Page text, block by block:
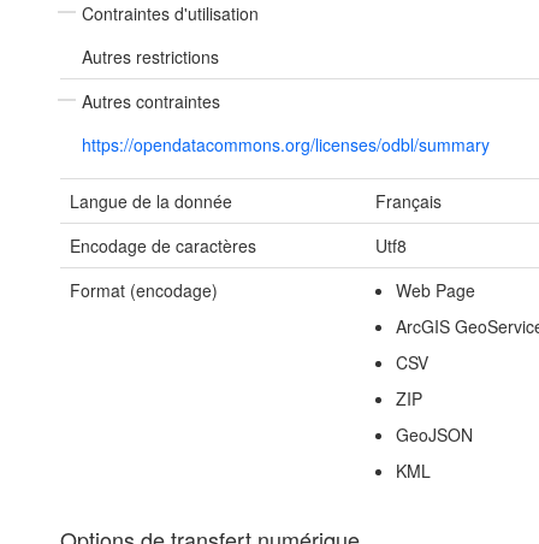
Contraintes d'utilisation
Autres restrictions
Autres contraintes
https://opendatacommons.org/licenses/odbl/summary
Langue de la donnée
Français
Encodage de caractères
Utf8
Format (encodage)
Web Page
ArcGIS
CSV
ZIP
GeoJSON
KML